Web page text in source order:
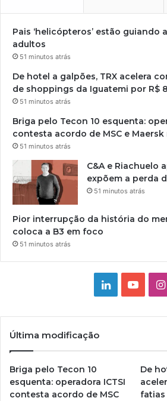
Pais ‘helicópteros’ estão guiando
adultos
51 minutos atrás
De hotel a galpões, TRX acelera
de shoppings da Iguatemi por R$
51 minutos atrás
Briga pelo Tecon 10 esquenta:
contesta acordo de MSC e
51 minutos atrás
C&A e Riachuelo
expõem a perda
51 minutos atrás
Pior interrupção da história do
coloca a B3 em foco
51 minutos atrás
Linkedin
Última modificação
Briga pelo Tecon 10
esquenta: operadora ICTSI
contesta acordo de MSC
De